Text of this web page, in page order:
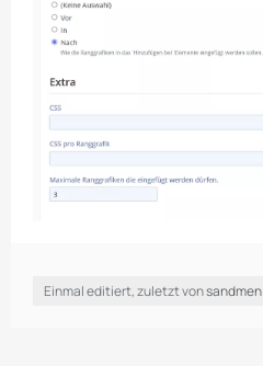
Einmal editiert, zuletzt vonsandmen